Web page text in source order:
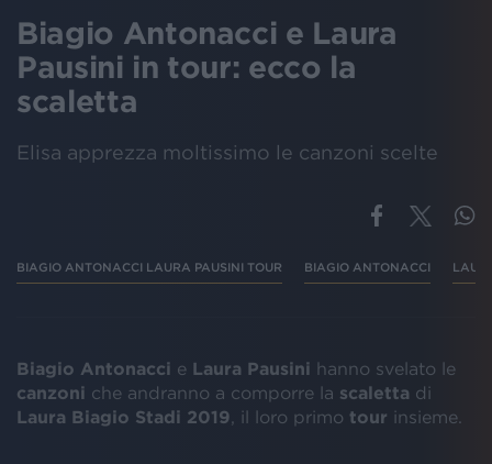
Biagio Antonacci e Laura
Pausini in tour: ecco la
scaletta
Elisa apprezza moltissimo le canzoni scelte
BIAGIO ANTONACCI LAURA PAUSINI TOUR BIAGIO ANTONACCI
Biagio Antonacci e Laura Pausini hanno svelato le
canzoni che andranno a comporre la scaletta di
Laura Biagio Stadi 2019 , il loro primo tour insieme.